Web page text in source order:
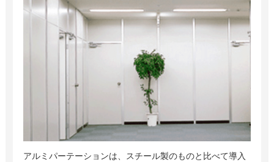
アルミパーテーションは、スチール製のものと比べて導入